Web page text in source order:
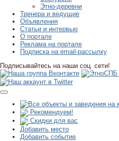
Этно-деревни
Тренера и ведущие
Объявления
Статьи и интервью
О портале
Реклама на портале
Подписка на email-рассылку
Подписывайтесь на наши соц. сети!
Рекомендуем!
Скидки для вас
Добавить место
Добавить событие